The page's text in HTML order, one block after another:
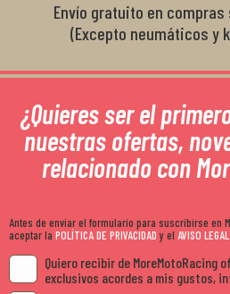
Envío gratuito en
(Excepto neumáticos y
¿Quieres ser el
nuestras ofertas,
relacionado con
Antes de enviar el formulario para suscribirse en
aceptar la POLÍTICA DE PRIVACIDADy el AVISO LEGAL
Quiero recibir de MoreMotoRacing
exclusivos acordes a mis gustos,